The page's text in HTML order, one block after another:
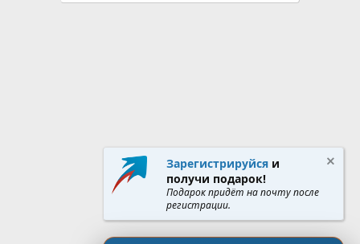
Зарегистрируйся и
получи подарок!
Подарок придёт на почту после
регистрации.